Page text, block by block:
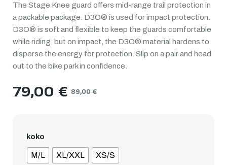
The Stage Knee guard offers mid-range trail protection in
a packable package. D3O® is used for impact protection.
D3O® is soft and flexible to keep the guards comfortable
while riding, but on impact, the D3O® material hardens to
disperse the energy for protection. Slip on a pair and head
out to the bike park in confidence.
79,00 € 89,00€
koko
M/L XL/XXL XS/S